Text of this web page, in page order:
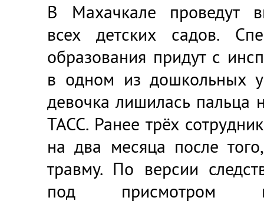
В Махачкале проведут
всех детских садов.
образования придут с
в одном из дошкольных
девочка лишилась пальца
ТАСС. Ранее трёх
на два месяца после
травму. По версии
под присмотром